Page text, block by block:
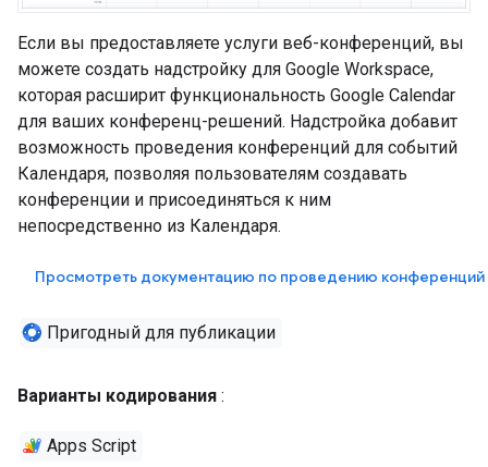
Если вы предоставляете услуги веб-конференций, вы
можете создать надстройку для Google Workspace,
которая расширит функциональность Google Calendar
для ваших конференц-решений. Надстройка добавит
возможность проведения конференций для событий
Календаря, позволяя пользователям создавать
конференции и присоединяться к ним
непосредственно из Календаря.
Просмотреть документацию по проведению конференций
Пригодный для публикации
Варианты кодирования :
Apps Script